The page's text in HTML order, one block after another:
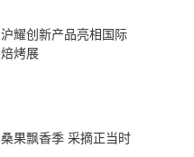
沪耀创新产品亮相国际
焙烤展
桑果飘香季 采摘正当时